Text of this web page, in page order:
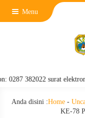
Menu
surat elektronik :
Anda disini :Home -
KE-78